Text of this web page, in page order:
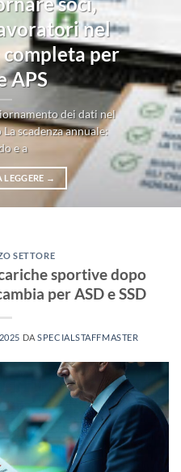
nel
completa per
APS
dei dati nel
scadenza annuale:
e a
→
SETTORE
sportive dopo
per ASD e SSD
DASPECIALSTAFFMASTER